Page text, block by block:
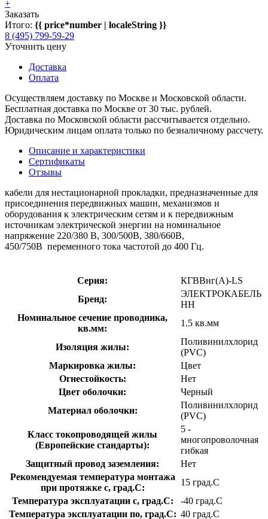
+
Заказать
Итого: {{ price*number | localeString }}
8 (495) 799-59-29
Уточнить цену
Доставка
Оплата
Осуществляем доставку по Москве и Московской области.
Бесплатная доставка по Москве от 30 тыс. рублей.
Доставка по Московской области рассчитывается отдельно.
Юридическим лицам оплата только по безналичному рассчету.
Описание и характеристики
Сертификаты
Отзывы
кабели для нестационарной прокладки, предназначенные для
присоединения передвижных машин, механизмов и
оборудования к электрическим сетям и к передвижным
источникам электрической энергии на номинальное
напряжение 220/380 В, 300/500В, 380/660В,
450/750В переменного тока частотой до 400 Гц.
Серия:
КГВВнг(А)-LS
Бренд:
ЭЛЕКТРОКАБЕЛЬ
НН
Номинальное сечение проводника,
кв.мм:
1.5 кв.мм
Изоляция жилы:
Поливинилхлорид
(PVC)
Маркировка жилы:
Цвет
Огнестойкость:
Нет
Цвет оболочки:
Черный
Материал оболочки:
Поливинилхлорид
(PVC)
Класс токопроводящей жилы
(Европейские стандарты):
5 -
многопроволочная
гибкая
Защитный провод заземления:
Нет
Рекомендуемая температура монтажа
при протяжке с, град.C:
15 град.C
Температура эксплуатации с, град.C:
-40 град.C
Температура эксплуатации по, град.C: 40 град.C